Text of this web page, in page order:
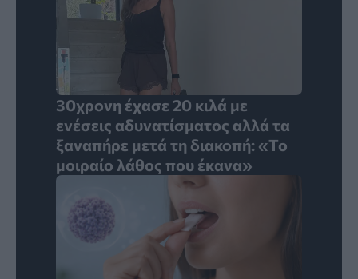
30χρονη έχασε 20 κιλά με
ενέσεις αδυνατίσματος αλλά τα
ξαναπήρε μετά τη διακοπή: «Το
μοιραίο λάθος που έκανα»